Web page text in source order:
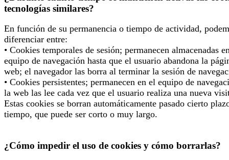
tecnologías similares?
En función de su permanencia o tiempo de actividad,
diferenciar entre:
• Cookies temporales de sesión; permanecen almacenadas
equipo de navegación hasta que el usuario abandona la
web; el navegador las borra al terminar la sesión de
• Cookies persistentes; permanecen en el equipo de
la web las lee cada vez que el usuario realiza una nueva
Estas cookies se borran automáticamente pasado cierto
tiempo, que puede ser corto o muy largo.
¿Cómo impedir el uso de cookies y cómo borrarlas?